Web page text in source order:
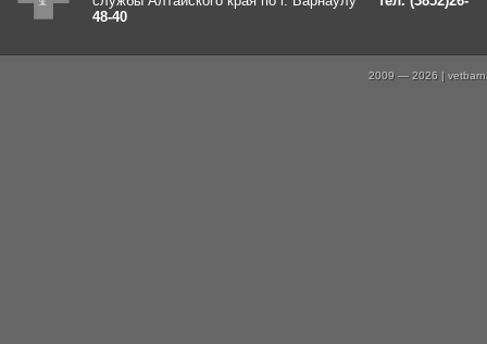
48-40
2009 — 2026 |